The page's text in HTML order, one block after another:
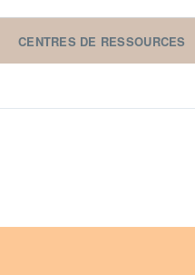
CENTRES DE RESSOURCES